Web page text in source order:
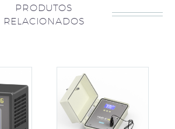
PRODUTOS
RELACIONADOS